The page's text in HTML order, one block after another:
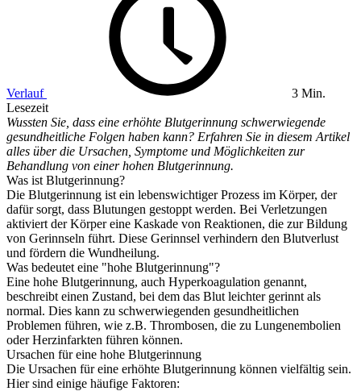
Verlauf
3 Min.
Lesezeit
Wussten Sie, dass eine erhöhte Blutgerinnung schwerwiegende
gesundheitliche Folgen haben kann? Erfahren Sie in diesem Artikel
alles über die Ursachen, Symptome und Möglichkeiten zur
Behandlung von einer hohen Blutgerinnung.
Was ist Blutgerinnung?
Die Blutgerinnung ist ein lebenswichtiger Prozess im Körper, der
dafür sorgt, dass Blutungen gestoppt werden. Bei Verletzungen
aktiviert der Körper eine Kaskade von Reaktionen, die zur Bildung
von Gerinnseln führt. Diese Gerinnsel verhindern den Blutverlust
und fördern die Wundheilung.
Was bedeutet eine "hohe Blutgerinnung"?
Eine hohe Blutgerinnung, auch Hyperkoagulation genannt,
beschreibt einen Zustand, bei dem das Blut leichter gerinnt als
normal. Dies kann zu schwerwiegenden gesundheitlichen
Problemen führen, wie z.B. Thrombosen, die zu Lungenembolien
oder Herzinfarkten führen können.
Ursachen für eine hohe Blutgerinnung
Die Ursachen für eine erhöhte Blutgerinnung können vielfältig sein.
Hier sind einige häufige Faktoren: